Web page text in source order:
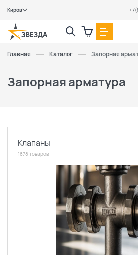
Киров
Главная Каталог Запорная
Запорная арматура
Клапаны
1878 товаров